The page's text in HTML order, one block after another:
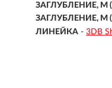
ЗАГЛУБЛЕНИЕ, М
ЗАГЛУБЛЕНИЕ, М
ЛИНЕЙКА - 3DB